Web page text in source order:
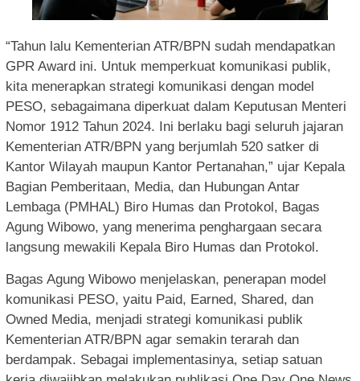
“Tahun lalu Kementerian ATR/BPN sudah mendapatkan
GPR Award ini. Untuk memperkuat komunikasi publik,
kita menerapkan strategi komunikasi dengan model
PESO, sebagaimana diperkuat dalam Keputusan Menteri
Nomor 1912 Tahun 2024. Ini berlaku bagi seluruh jajaran
Kementerian ATR/BPN yang berjumlah 520 satker di
Kantor Wilayah maupun Kantor Pertanahan,” ujar Kepala
Bagian Pemberitaan, Media, dan Hubungan Antar
Lembaga (PMHAL) Biro Humas dan Protokol, Bagas
Agung Wibowo, yang menerima penghargaan secara
langsung mewakili Kepala Biro Humas dan Protokol.
Bagas Agung Wibowo menjelaskan, penerapan model
komunikasi PESO, yaitu Paid, Earned, Shared, dan
Owned Media, menjadi strategi komunikasi publik
Kementerian ATR/BPN agar semakin terarah dan
berdampak. Sebagai implementasinya, setiap satuan